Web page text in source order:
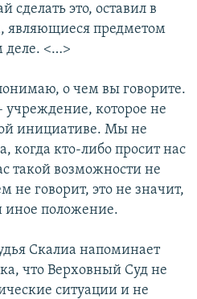
сделать это, оставил в
являющиеся предметом
деле. <…>
о чем вы говорите.
которое не
инициативе. Мы не
когда кто-либо просит нас
такой возможности не
не говорит, это не значит,
иное положение.
Скалиа напоминает
что Верховный Суд не
ситуации и не